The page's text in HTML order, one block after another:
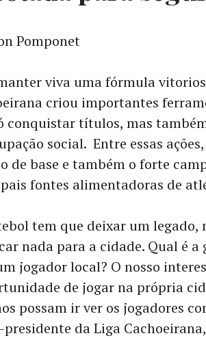
Pomponet
viva uma fórmula
criou importantes
conquistar títulos, mas
social. Entre essas
de base e também o forte
fontes alimentadoras de
tem que deixar um
nada para a cidade. Qual é
jogador local? O nosso
de jogar na própria
possam ir ver os jogadores
presidente da Liga